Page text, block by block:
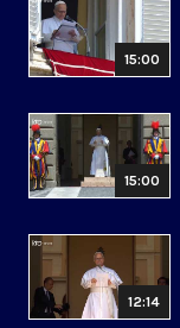
15:00
15:00
12:14